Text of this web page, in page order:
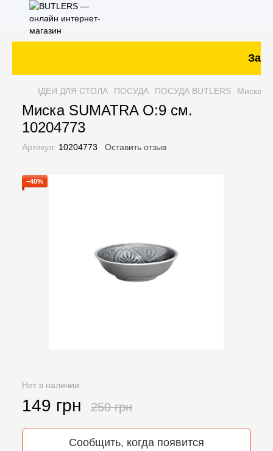
ІДЕИ ДЛЯ СТОЛА ПОСУДА ПОСУДА BUTLERS Миска
Миска SUMATRA O:9 см.
10204773
Артикул: 10204773 Оставить отзыв
−40%
Нет в наличии
149 грн 250 грн
Сообщить, когда появится